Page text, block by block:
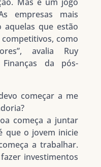
empresas mais
aquelas que estão
como
avalia Ruy
da pós-
começar a me
começa a juntar
que o jovem inicie
a trabalhar.
investimentos